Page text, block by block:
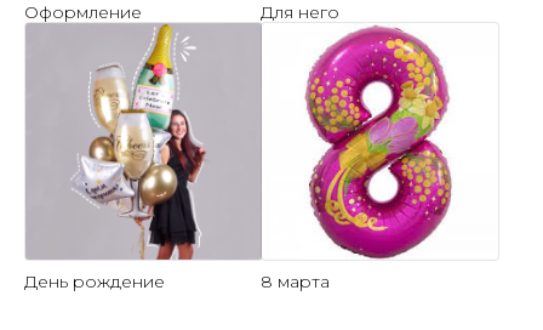
Оформление Для него
День рождение 8 марта